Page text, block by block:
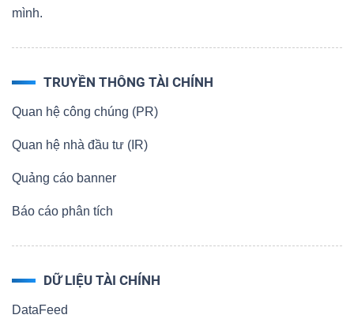
mình.
TRUYỀN THÔNG TÀI CHÍNH
Quan hệ công chúng (PR)
Quan hệ nhà đầu tư (IR)
Quảng cáo banner
Báo cáo phân tích
DỮ LIỆU TÀI CHÍNH
DataFeed
Dữ
tài
chính